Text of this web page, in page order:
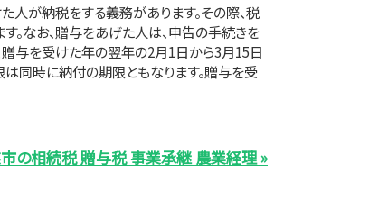
人が納税をする義務があります。その際、税
なお、贈与をあげた人は、申告の手続きを
贈与を受けた年の翌年の2月1日から3月15日
同時に納付の期限ともなります。贈与を受
の相続税 贈与税 事業承継 農業経理 »